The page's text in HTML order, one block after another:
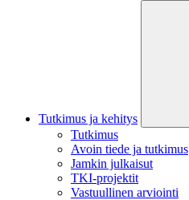
Tutkimus ja kehitys
Tutkimus
Avoin tiede ja tutkimus
Jamkin julkaisut
TKI-projektit
Vastuullinen arviointi